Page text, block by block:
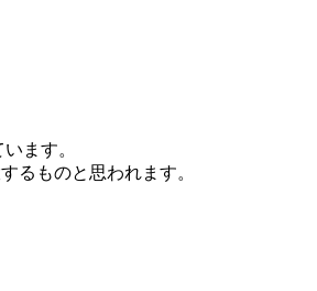
ます。
るものと思われます。